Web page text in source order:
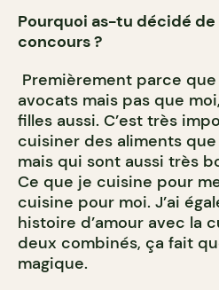
Pourquoi as-tu décidé
concours ?
Premièrement parce que
avocats mais pas que
filles aussi. C’est très
cuisiner des aliments
mais qui sont aussi très
Ce que je cuisine pour
cuisine pour moi. J’ai
histoire d’amour avec la
deux combinés, ça fait
magique.